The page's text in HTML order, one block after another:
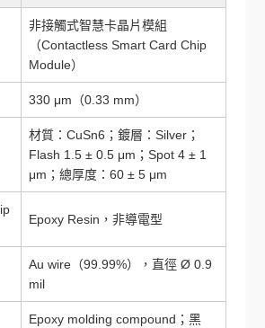
非接觸式智慧卡晶片模組
（Contactless Smart Card Chip
Module）
330 μm（0.33 mm）
材質：CuSn6；鍍層：Silver；
Flash 1.5 ± 0.5 μm；Spot 4 ± 1
μm；總厚度：60 ± 5 μm
Epoxy Resin，非導電型
Au wire（99.99%），直徑 Ø 0.9
mil
Epoxy molding compound；黑